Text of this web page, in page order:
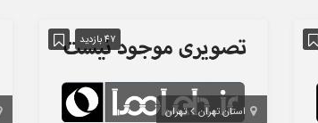
47 بازدید
استان تهران تهران